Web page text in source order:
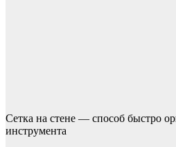
Сетка на стене — способ быстро
инструмента